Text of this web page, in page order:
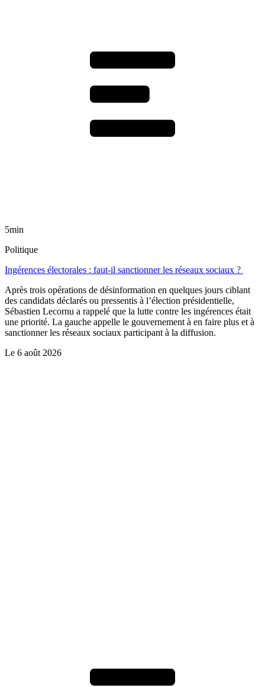
5min
Politique
Ingérences électorales : faut-il sanctionner les réseaux sociaux ?
Après trois opérations de désinformation en quelques jours ciblant
des candidats déclarés ou pressentis à l’élection présidentielle,
Sébastien Lecornu a rappelé que la lutte contre les ingérences était
une priorité. La gauche appelle le gouvernement à en faire plus et à
sanctionner les réseaux sociaux participant à la diffusion.
Le 6 août 2026